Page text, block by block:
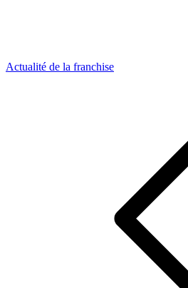
Actualité de la franchise